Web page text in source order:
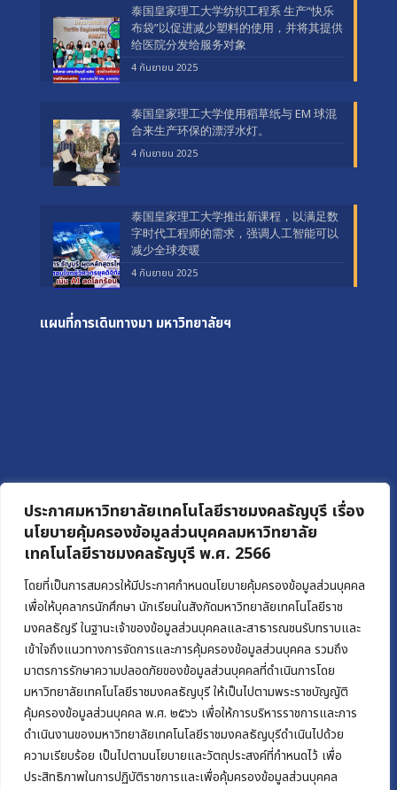
ประกาศมหาวิทยาลัยเทคโนโลยีราชมงคลธัญบุรี เรื่อง
นโยบายคุ้มครองข้อมูลส่วนบุคคลมหาวิทยาลัย
เทคโนโลยีราชมงคลธัญบุรี พ.ศ. 2566
โดยที่เป็นการสมควรให้มีประกาศกำหนดนโยบายคุ้มครองข้อมูลส่วนบุคคล
เพื่อให้บุคลากรนักศึกษา นักเรียนในสังกัดมหาวิทยาลัยเทคโนโลยีราช
มงคลธัญรี ในฐานะเจ้าของข้อมูลส่วนบุคคลและสาธารณชนรับทราบและ
เข้าใจถึงแนวทางการจัดการและการคุ้มครองข้อมูลส่วนบุคคล รวมถึง
มาตรการรักษาความปลอดภัยของข้อมูลส่วนบุคคลที่ดำเนินการโดย
มหาวิทยาลัยเทคโนโลยีราชมงคลธัญบุรี ให้เป็นไปตามพระราชบัญญัติ
คุ้มครองข้อมูลส่วนบุคคล พ.ศ. ๒๕๖๖ เพื่อให้การบริหารราชการและการ
ดำเนินงานของมหาวิทยาลัยเทคโนโลยีราชมงคลธัญบุรีดำเนินไปด้วย
ความเรียบร้อย เป็นไปตามนโยบายและวัตถุประสงค์ที่กำหนดไว้ เพื่อ
ประสิทธิภาพในการปฏิบัติราชการและเพื่อคุ้มครองข้อมูลส่วนบุคคล
泰国皇家理工大学纺织工程系 生产“快乐
布袋”以促进减少塑料的使用，并将其提供
给医院分发给服务对象
4 กันยายน 2025
泰国皇家理工大学使用稻草纸与 EM 球混
合来生产环保的漂浮水灯。
4 กันยายน 2025
泰国皇家理工大学推出新课程，以满足数
字时代工程师的需求，强调人工智能可以
减少全球变暖
4 กันยายน 2025
แผนที่การเดินทางมา มหาวิทยาลัยฯ